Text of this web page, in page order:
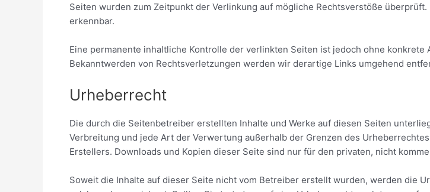
Seiten wurden zum Zeitpunkt der Verlinkung auf mögliche Rechtsverstöße
erkennbar.
Eine permanente inhaltliche Kontrolle der verlinkten Seiten ist jedoch ohne
Bekanntwerden von Rechtsverletzungen werden wir derartige Links umgehend
Urheberrecht
Die durch die Seitenbetreiber erstellten Inhalte und Werke auf diesen Seiten
Verbreitung und jede Art der Verwertung außerhalb der Grenzen des
Erstellers. Downloads und Kopien dieser Seite sind nur für den privaten, nicht
Soweit die Inhalte auf dieser Seite nicht vom Betreiber erstellt wurden, werden die